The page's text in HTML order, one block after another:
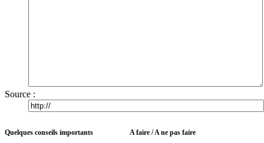
Source :
Quelques conseils importants
A faire / A ne pas faire